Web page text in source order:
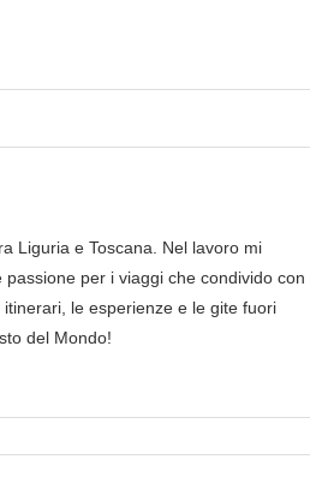
Liguria e Toscana. Nel lavoro mi
per i viaggi che condivido con
le esperienze e le gite fuori
del Mondo!